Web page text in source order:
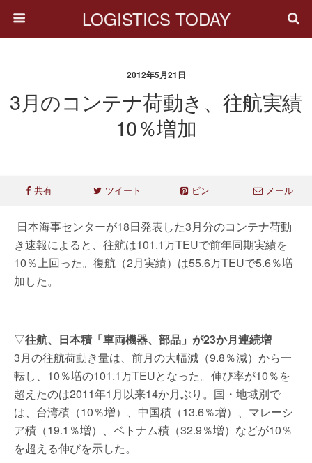
LOGISTICS TODAY
2012年5月21日
3月のコンテナ荷動き、往航実績
10％増加
共有 ツイート ピン メール
日本海事センターが18日発表した3月分のコンテナ荷動
き速報によると、往航は101.1万TEUで前年同期実績を
10％上回った。復航（2月実績）は55.6万TEUで5.6％増
加した。
▽往航、日本積「車両機器、部品」が23か月連続増
3月の往航荷動き量は、前月の大幅減（9.8％減）から一
転し、10％増の101.1万TEUとなった。伸び率が10％を
超えたのは2011年1月以来14か月ぶり。国・地域別で
は、台湾積（10％増）、中国積（13.6％増）、マレーシ
ア積（19.1％増）、ベトナム積（32.9％増）などが10％
を超える伸びを示した。